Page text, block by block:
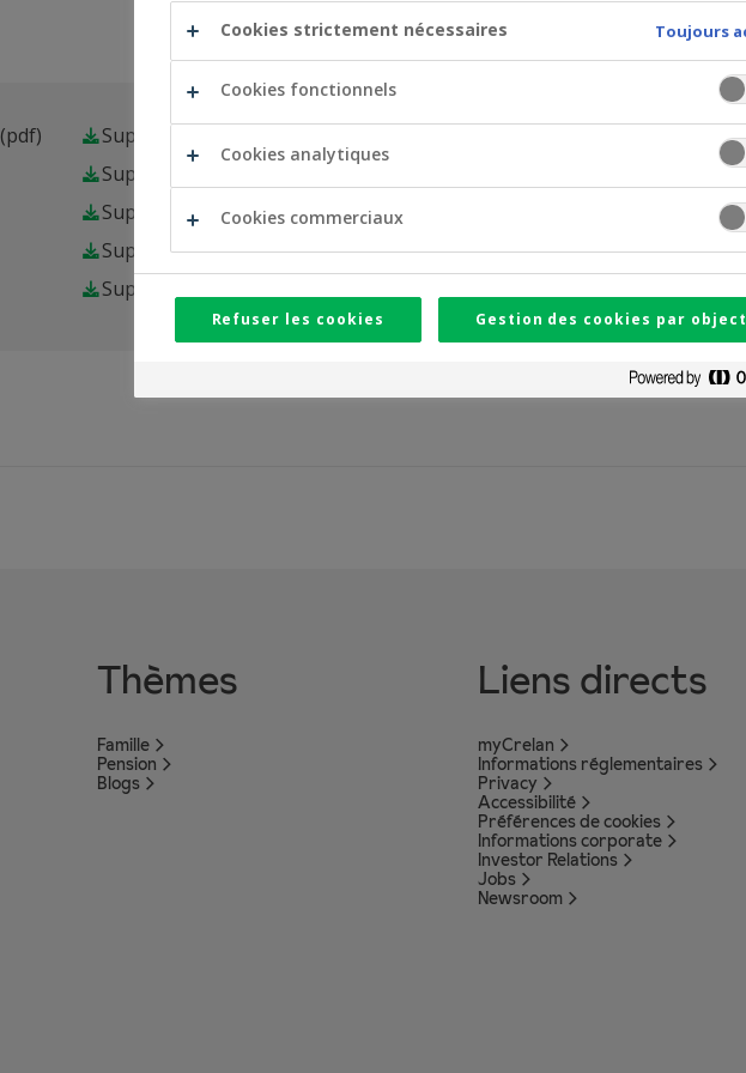
(pdf)
Supplément 5 (EN)
Supplément 6 (EN)
Supplément 7 (EN)(pdf)
Supplément 8 (EN)(pdf)
Supplément 9 (EN)
Thèmes
Famille
Pension
Blogs
Liens directs
myCrelan
Informations réglementaires
Privacy
Accessibilité
Préférences de cookies
Informations corporate
Investor Relations
Jobs
Newsroom
Cookies strictement nécessaires Toujours
Cookies fonctionnels
Cookies analytiques
Cookies commerciaux
Refuser les cookies Gestion des cookies par